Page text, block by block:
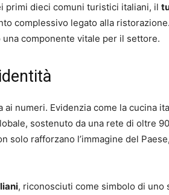
primi dieci comuni turistici italiani, il
complessivo legato alla
componente vitale per il settore.
ai numeri. Evidenzia come la cucina
sostenuto da una rete di oltre
solo rafforzano l’immagine del
, riconosciuti come simbolo di